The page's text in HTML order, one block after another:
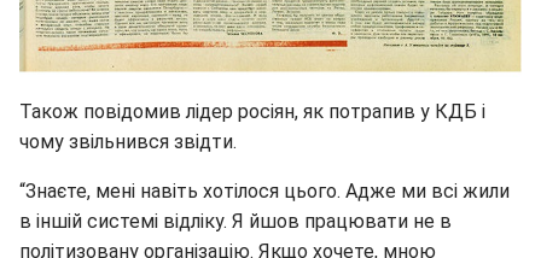
Також повідомив лідер росіян, як потрапив у КДБ і
чому звільнився звідти.
“Знаєте, мені навіть хотілося цього. Адже ми всі жили
в іншій системі відліку. Я йшов працювати не в
політизовану організацію. Якщо хочете, мною